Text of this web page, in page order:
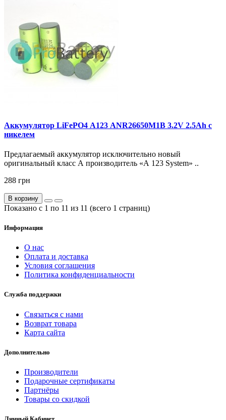
Аккумулятор LiFePO4 А123 ANR26650M1B 3.2V 2.5Ah с
никелем
Предлагаемый аккумулятор исключительно новый
оригинальный класс А производитель «А 123 System» ..
288 грн
В корзину
Показано с 1 по 11 из 11 (всего 1 страниц)
Информация
О нас
Оплата и доставка
Условия соглашения
Политика конфиденциальности
Служба поддержки
Связаться с нами
Возврат товара
Карта сайта
Дополнительно
Производители
Подарочные сертификаты
Партнёры
Товары со скидкой